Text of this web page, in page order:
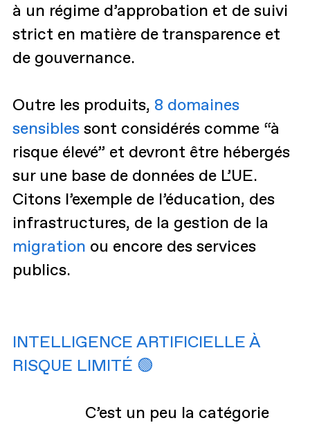
à un régime d’approbation et de suivi
strict en matière de transparence et
de gouvernance.
Outre les produits, 8 domaines
sensiblessont considérés comme “à
risque élevé” et devront être hébergés
sur une base de données de L’UE.
Citons l’exemple de l’éducation, des
infrastructures, de la gestion de la
migration ou encore des services
publics.
INTELLIGENCE ARTIFICIELLE À
RISQUE LIMITÉ 🟢
C’est un peu la catégorie